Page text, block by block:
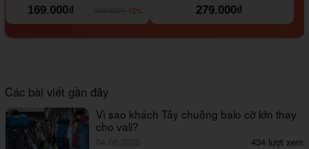
169.000₫
-15%
279.000₫
Các bài viết gần đây
Vì sao khách Tây chuộng balo cỡ lớn thay
cho vali?
04.08.2026 434 lượt xem